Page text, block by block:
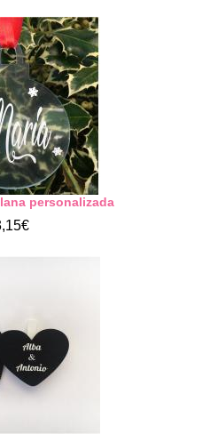
personalizada